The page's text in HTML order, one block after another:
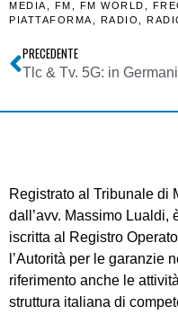
MEDIA
FM FM WORLD
PIATTAFORMA
RADIO
PRECEDENTE
Registrato al Tribunale di
dall’avv. Massimo Lualdi,
iscritta al Registro
l’Autorità per le garanzie
riferimento anche le
struttura italiana di